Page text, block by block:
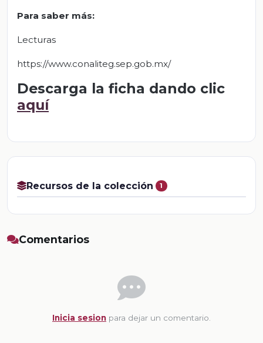
Para saber más:
Lecturas
https://www.conaliteg.sep.gob.mx/
Descarga la ficha dando clic
aquí
Recursos de la colección 1
Comentarios
Inicia sesion para dejar un comentario.